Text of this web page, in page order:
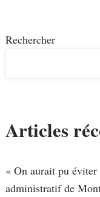
Rechercher
Articles
« On aurait pu
administratif de